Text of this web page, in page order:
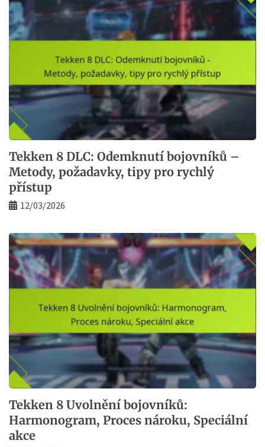
Tekken 8 DLC: Odemknutí bojovníků –
Metody, požadavky, tipy pro rychlý
přístup
12/03/2026
Tekken 8 Uvolnění bojovníků:
Harmonogram, Proces nároku, Speciální
akce